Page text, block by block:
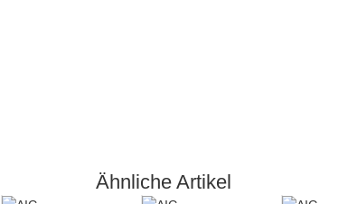
Ähnliche Artikel